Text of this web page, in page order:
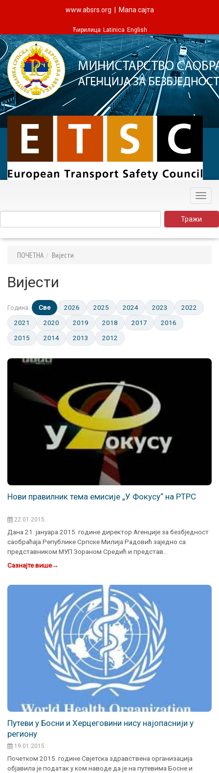
www.absrs.org Мапа сајта
Ћирилица Latinica English
ПОЧЕТНА Вијести
Вијести
Година: Све 2026 2025 2024 2023
2022
2021
2020 2019 2018 2017
2016
2015
2014 2013 2012
Нови правилник тема емисије „У Фокусу“ на РТРС
22.01.2015.
Дана 21. јануара 2015. године директор Агенције за безбједност
саобраћаја Републике Српске Милија Радовић заједно са
представником МУП Зораном Средић и представ…
Сазнајте више→
Путеви у Босни и Херцеговини нису најопаснији у
региону
19.01.2015.
Почетком 2015. године Свјетска здравствена организација
објавила је податак у ком наводе да је на путевима Босне и